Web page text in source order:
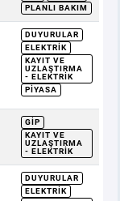
PLANLI BAKIM
DUYURULAR
ELEKTRIK
KAYIT VE
UZLAŞTIRMA
- ELEKTRIK
PIYASA
GİP
KAYIT VE
UZLAŞTIRMA
- ELEKTRIK
DUYURULAR
ELEKTRIK